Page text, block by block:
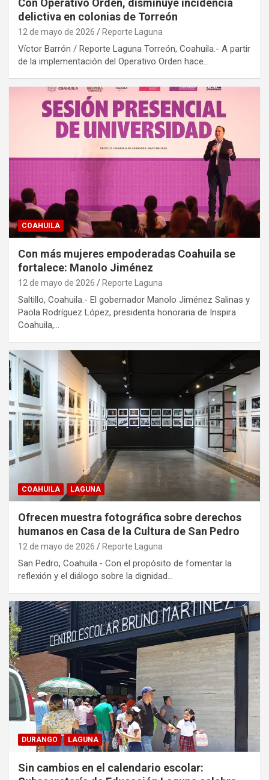
Con Operativo Orden, disminuye incidencia
delictiva en colonias de Torreón
12 de mayo de 2026 Reporte Laguna
Víctor Barrón / Reporte Laguna Torreón, Coahuila.- A partir
de la implementación del Operativo Orden hace…
COAHUILA
Con más mujeres empoderadas Coahuila se
fortalece: Manolo Jiménez
12 de mayo de 2026 Reporte Laguna
Saltillo, Coahuila.- El gobernador Manolo Jiménez Salinas y
Paola Rodríguez López, presidenta honoraria de Inspira
Coahuila,…
COAHUILA LAGUNA
Ofrecen muestra fotográfica sobre derechos
humanos en Casa de la Cultura de San Pedro
12 de mayo de 2026 Reporte Laguna
San Pedro, Coahuila.- Con el propósito de fomentar la
reflexión y el diálogo sobre la dignidad…
DURANGO LAGUNA
Sin cambios en el calendario escolar: